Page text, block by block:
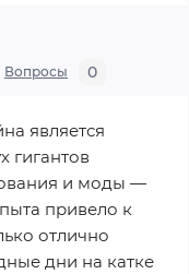
Вопросы 0
является
гигантов
и моды —
привело к
отлично
дни на катке